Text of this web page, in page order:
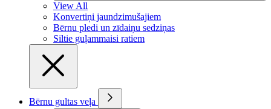
View All
Konvertiņi jaundzimušajiem
Bērnu pledi un zīdaiņu sedziņas
Siltie guļammaisi ratiem
Bērnu gultas veļa